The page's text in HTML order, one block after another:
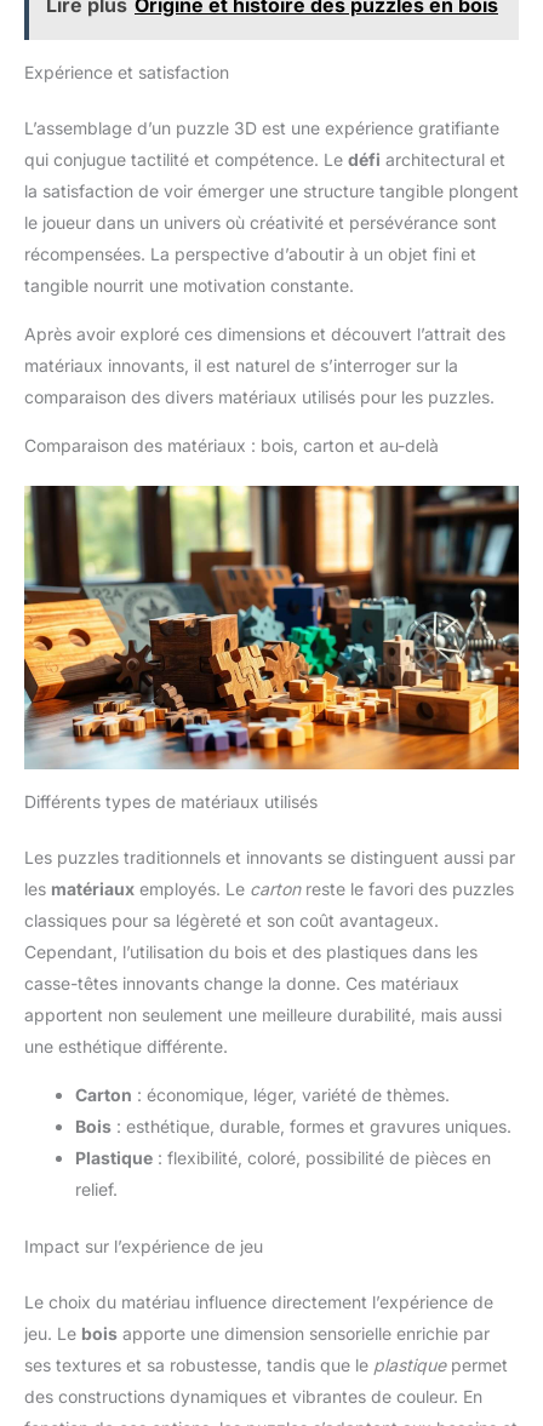
Lire plus Origine et histoire des puzzles en bois
Expérience et satisfaction
L’assemblage d’un puzzle 3D est une expérience gratifiante
qui conjugue tactilité et compétence. Le défi architectural et
la satisfaction de voir émerger une structure tangible plongent
le joueur dans un univers où créativité et persévérance sont
récompensées. La perspective d’aboutir à un objet fini et
tangible nourrit une motivation constante.
Après avoir exploré ces dimensions et découvert l’attrait des
matériaux innovants, il est naturel de s’interroger sur la
comparaison des divers matériaux utilisés pour les puzzles.
Comparaison des matériaux : bois, carton et au-delà
Différents types de matériaux utilisés
Les puzzles traditionnels et innovants se distinguent aussi par
les matériaux employés. Le cartonreste le favori des puzzles
classiques pour sa légèreté et son coût avantageux.
Cependant, l’utilisation du bois et des plastiques dans les
casse-têtes innovants change la donne. Ces matériaux
apportent non seulement une meilleure durabilité, mais aussi
une esthétique différente.
Carton : économique, léger, variété de thèmes.
Bois : esthétique, durable, formes et gravures uniques.
Plastique : flexibilité, coloré, possibilité de pièces en
relief.
Impact sur l’expérience de jeu
Le choix du matériau influence directement l’expérience de
jeu. Le bois apporte une dimension sensorielle enrichie par
ses textures et sa robustesse, tandis que le plastiquepermet
des constructions dynamiques et vibrantes de couleur. En